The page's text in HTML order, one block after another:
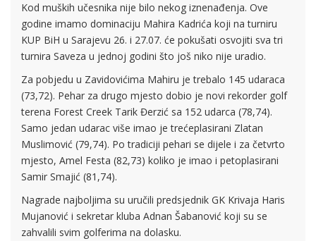
Kod muških učesnika nije bilo nekog iznenađenja. Ove
godine imamo dominaciju Mahira Kadrića koji na turniru
KUP BiH u Sarajevu 26. i 27.07. će pokušati osvojiti sva tri
turnira Saveza u jednoj godini što još niko nije uradio.
Za pobjedu u Zavidovićima Mahiru je trebalo 145 udaraca
(73,72). Pehar za drugo mjesto dobio je novi rekorder golf
terena Forest Creek Tarik Đerzić sa 152 udarca (78,74).
Samo jedan udarac više imao je trećeplasirani Zlatan
Muslimović (79,74). Po tradiciji pehari se dijele i za četvrto
mjesto, Amel Festa (82,73) koliko je imao i petoplasirani
Samir Smajić (81,74).
Nagrade najboljima su uručili predsjednik GK Krivaja Haris
Mujanović i sekretar kluba Adnan Šabanović koji su se
zahvalili svim golferima na dolasku.